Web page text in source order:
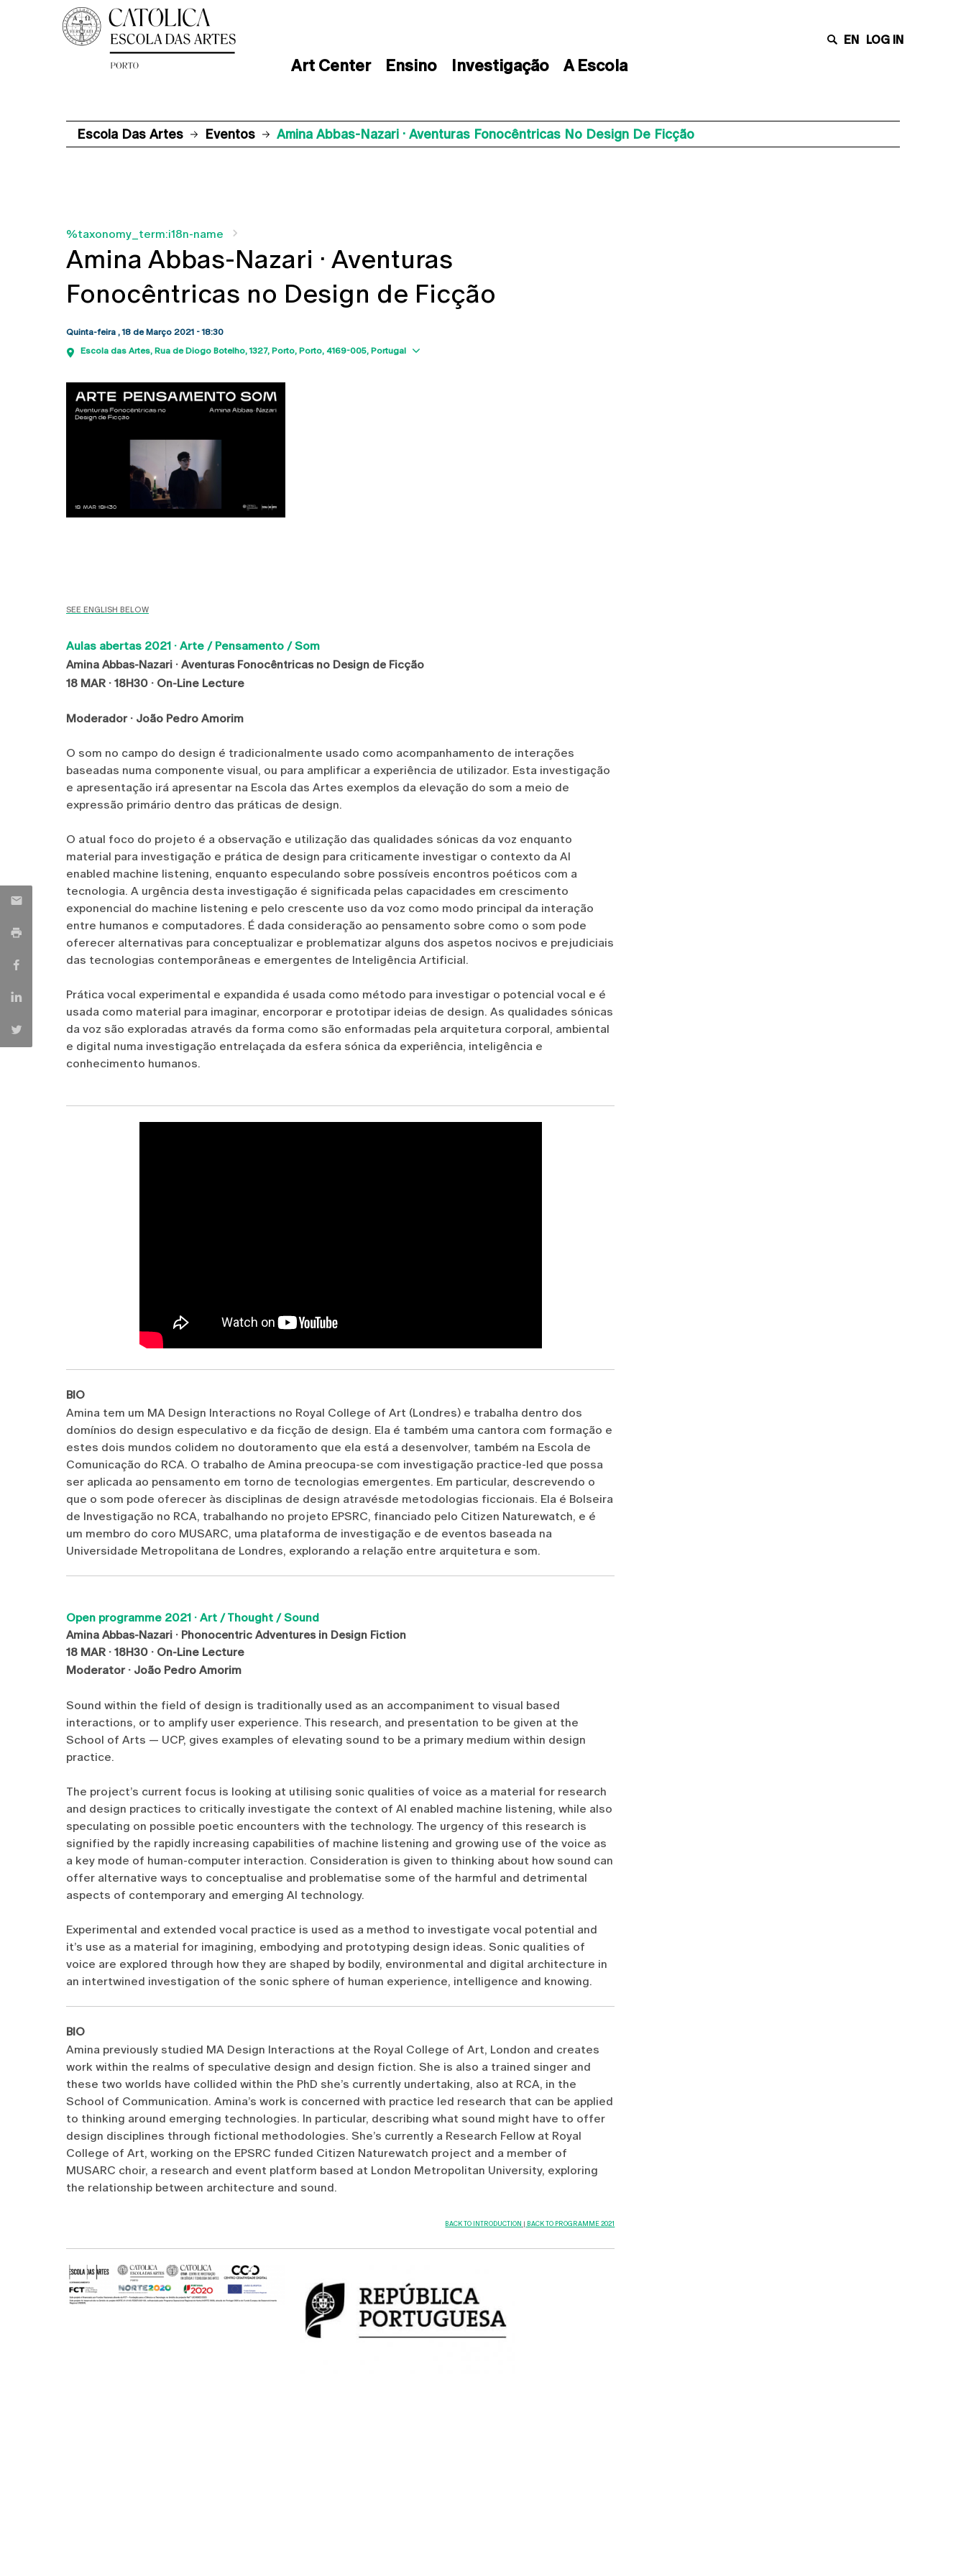
Art Center Ensino Investigação A Escola
EN LOG IN
Escola Das Artes Eventos Amina Abbas-Nazari · Aventuras Fonocêntricas No Design De Ficção
%taxonomy_term:i18n-name
Amina Abbas-Nazari · Aventuras
Fonocêntricas no Design de Ficção
Quinta-feira , 18 de Março 2021 - 18:30
Escola das Artes Rua de Diogo Botelho, 1327 Porto Porto 4169-005 Portugal
SEE ENGLISH BELOW
Aulas abertas 2021 · Arte / Pensamento / Som
Amina Abbas-Nazari · Aventuras Fonocêntricas no Design de Ficção
18 MAR · 18H30 · On-Line Lecture
Moderador · João Pedro Amorim
O som no campo do design é tradicionalmente usado como acompanhamento de interações
baseadas numa componente visual, ou para amplificar a experiência de utilizador. Esta investigação
e apresentação irá apresentar na Escola das Artes exemplos da elevação do som a meio de
expressão primário dentro das práticas de design.
O atual foco do projeto é a observação e utilização das qualidades sónicas da voz enquanto
material para investigação e prática de design para criticamente investigar o contexto da AI
enabled machine listening, enquanto especulando sobre possíveis encontros poéticos com a
tecnologia. A urgência desta investigação é significada pelas capacidades em crescimento
exponencial do machine listening e pelo crescente uso da voz como modo principal da interação
entre humanos e computadores. É dada consideração ao pensamento sobre como o som pode
oferecer alternativas para conceptualizar e problematizar alguns dos aspetos nocivos e prejudiciais
das tecnologias contemporâneas e emergentes de Inteligência Artificial.
Prática vocal experimental e expandida é usada como método para investigar o potencial vocal e é
usada como material para imaginar, encorporar e prototipar ideias de design. As qualidades sónicas
da voz são exploradas através da forma como são enformadas pela arquitetura corporal, ambiental
e digital numa investigação entrelaçada da esfera sónica da experiência, inteligência e
conhecimento humanos.
BIO
Amina tem um MA Design Interactions no Royal College of Art (Londres) e trabalha dentro dos
domínios do design especulativo e da ficção de design. Ela é também uma cantora com formação e
estes dois mundos colidem no doutoramento que ela está a desenvolver, também na Escola de
Comunicação do RCA. O trabalho de Amina preocupa-se com investigação practice-led que possa
ser aplicada ao pensamento em torno de tecnologias emergentes. Em particular, descrevendo o
que o som pode oferecer às disciplinas de design atravésde metodologias ficcionais. Ela é Bolseira
de Investigação no RCA, trabalhando no projeto EPSRC, financiado pelo Citizen Naturewatch, e é
um membro do coro MUSARC, uma plataforma de investigação e de eventos baseada na
Universidade Metropolitana de Londres, explorando a relação entre arquitetura e som.
Open programme 2021 · Art / Thought / Sound
Amina Abbas-Nazari · Phonocentric Adventures in Design Fiction
18 MAR · 18H30 · On-Line Lecture
Moderator · João Pedro Amorim
Sound within the field of design is traditionally used as an accompaniment to visual based
interactions, or to amplify user experience. This research, and presentation to be given at the
School of Arts — UCP, gives examples of elevating sound to be a primary medium within design
practice.
The project’s current focus is looking at utilising sonic qualities of voice as a material for research
and design practices to critically investigate the context of AI enabled machine listening, while also
speculating on possible poetic encounters with the technology. The urgency of this research is
signified by the rapidly increasing capabilities of machine listening and growing use of the voice as
a key mode of human-computer interaction. Consideration is given to thinking about how sound can
offer alternative ways to conceptualise and problematise some of the harmful and detrimental
aspects of contemporary and emerging AI technology.
Experimental and extended vocal practice is used as a method to investigate vocal potential and
it’s use as a material for imagining, embodying and prototyping design ideas. Sonic qualities of
voice are explored through how they are shaped by bodily, environmental and digital architecture in
an intertwined investigation of the sonic sphere of human experience, intelligence and knowing.
BIO
Amina previously studied MA Design Interactions at the Royal College of Art, London and creates
work within the realms of speculative design and design fiction. She is also a trained singer and
these two worlds have collided within the PhD she’s currently undertaking, also at RCA, in the
School of Communication. Amina’s work is concerned with practice led research that can be applied
to thinking around emerging technologies. In particular, describing what sound might have to offer
design disciplines through fictional methodologies. She’s currently a Research Fellow at Royal
College of Art, working on the EPSRC funded Citizen Naturewatch project and a member of
MUSARC choir, a research and event platform based at London Metropolitan University, exploring
the relationship between architecture and sound.
BACK TO INTRODUCTION | BACK TO PROGRAMME 2021